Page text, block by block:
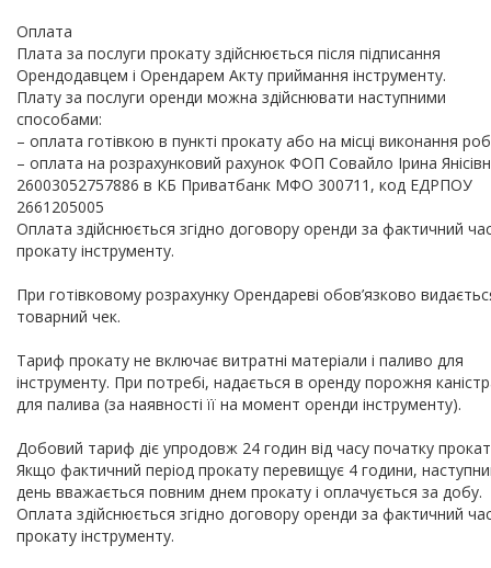
Оплата
Плата за послуги прокату здійснюється після підписання
Орендодавцем і Орендарем Акту приймання інструменту.
Плату за послуги оренди можна здійснювати наступними
способами:
– оплата готівкою в пункті прокату або на місці виконання
– оплата на розрахунковий рахунок ФОП Совайло Ірина
26003052757886 в КБ Приватбанк МФО 300711, код ЕДРПОУ
2661205005
Оплата здійснюється згідно договору оренди за фактичний
прокату інструменту.
При готівковому розрахунку Орендареві обов’язково
товарний чек.
Тариф прокату не включає витратні матеріали і паливо для
інструменту. При потребі, надається в оренду порожня
для палива (за наявності її на момент оренди інструменту).
Добовий тариф діє упродовж 24 годин від часу початку
Якщо фактичний період прокату перевищує 4 години,
день вважається повним днем прокату і оплачується за добу.
Оплата здійснюється згідно договору оренди за фактичний
прокату інструменту.